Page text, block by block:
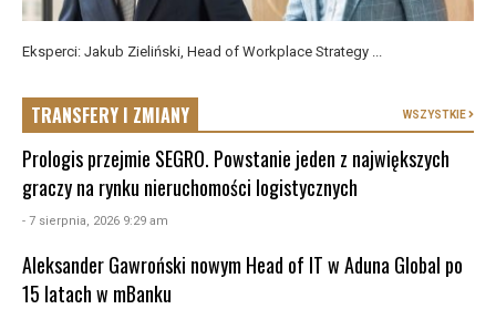
Eksperci: Jakub Zieliński, Head of Workplace Strategy ...
TRANSFERY I ZMIANY WSZYSTKIE
Prologis przejmie SEGRO. Powstanie jeden z największych
graczy na rynku nieruchomości logistycznych
- 7 sierpnia, 2026 9:29 am
Aleksander Gawroński nowym Head of IT w Aduna Global po
15 latach w mBanku